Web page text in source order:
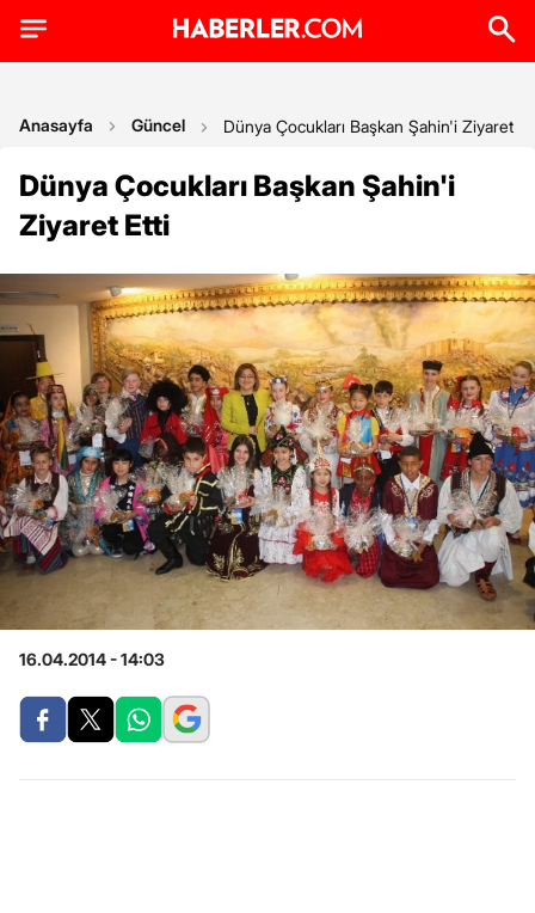
Anasayfa Güncel Dünya Çocukları Başkan Şahin'i Ziyaret
Dünya Çocukları Başkan Şahin'i
Ziyaret Etti
16.04.2014 - 14:03